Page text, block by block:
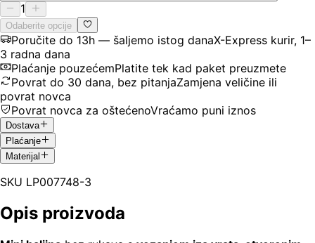
1
Odaberite opcije
Poručite do 13h — šaljemo istog danaX-Express kurir, 1–
3 radna dana
Plaćanje pouzećemPlatite tek kad paket preuzmete
Povrat do 30 dana, bez pitanjaZamjena veličine ili
povrat novca
Povrat novca za oštećenoVraćamo puni iznos
Dostava
Plaćanje
Materijal
SKU LP007748-3
Opis proizvoda